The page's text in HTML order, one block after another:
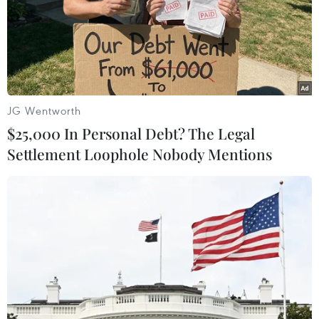
#Quận Thanh Xuân
#Vi phạm trật tự xây dựng
#Đất nông nghiệp
JG Wentworth
$25,000 In Personal Debt? The Legal
Settlement Loophole Nobody Mentions